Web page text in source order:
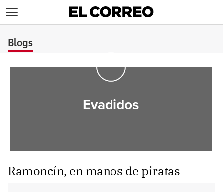
Blogs
Evadidos
Ramoncín, en manos de piratas